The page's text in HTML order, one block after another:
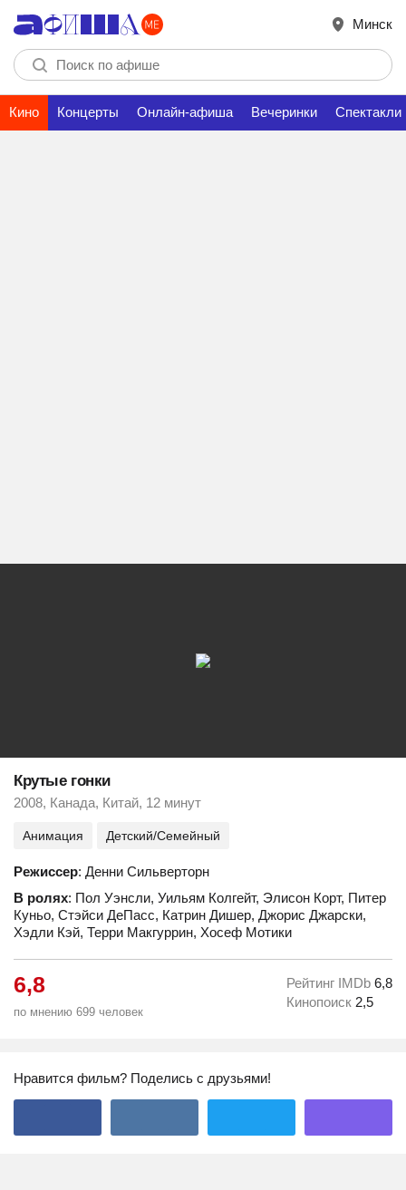
Минск
Кино Концерты Онлайн-афиша Вечеринки Спектакли
Крутые гонки
2008, Канада, Китай, 12 минут
Анимация Детский/Семейный
Режиссер: Денни Сильверторн
В ролях: Пол Уэнсли, Уильям Колгейт, Элисон Корт, Питер
Куньо, Стэйси ДеПасс, Катрин Дишер, Джорис Джарски,
Хэдли Кэй, Терри Макгуррин, Хосеф Мотики
6,8
по мнению 699 человек
Рейтинг IMDb 6,8
Кинопоиск 2,5
Нравится фильм? Поделись с друзьями!